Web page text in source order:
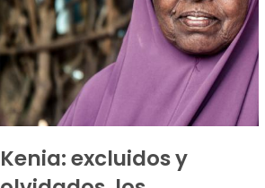
Kenia: excluidos y